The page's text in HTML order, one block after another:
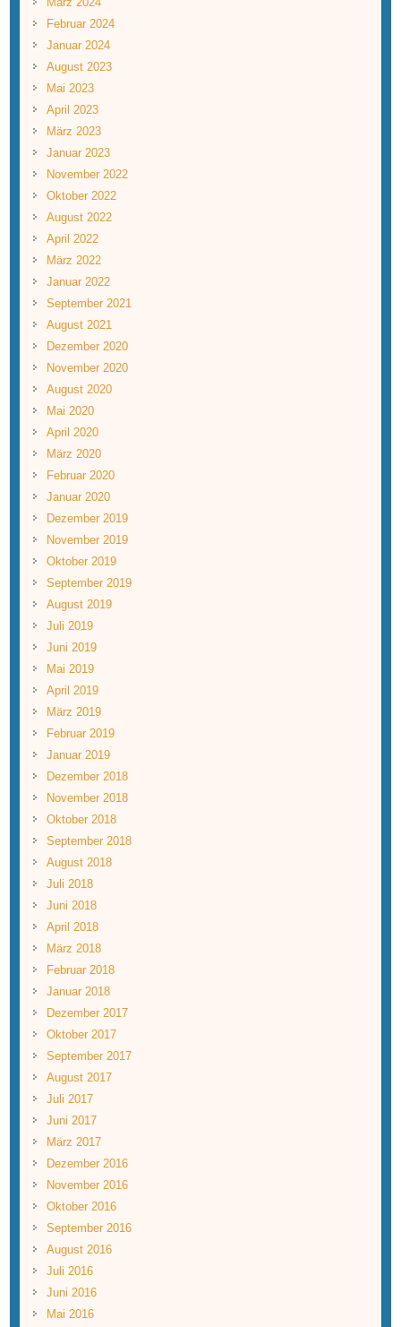
Februar 2024
Januar 2024
August 2023
Mai 2023
April 2023
März 2023
Januar 2023
November 2022
Oktober 2022
August 2022
April 2022
März 2022
Januar 2022
September 2021
August 2021
Dezember 2020
November 2020
August 2020
Mai 2020
April 2020
März 2020
Februar 2020
Januar 2020
Dezember 2019
November 2019
Oktober 2019
September 2019
August 2019
Juli 2019
Juni 2019
Mai 2019
April 2019
März 2019
Februar 2019
Januar 2019
Dezember 2018
November 2018
Oktober 2018
September 2018
August 2018
Juli 2018
Juni 2018
April 2018
März 2018
Februar 2018
Januar 2018
Dezember 2017
Oktober 2017
September 2017
August 2017
Juli 2017
Juni 2017
März 2017
Dezember 2016
November 2016
Oktober 2016
September 2016
August 2016
Juli 2016
Juni 2016
Mai 2016